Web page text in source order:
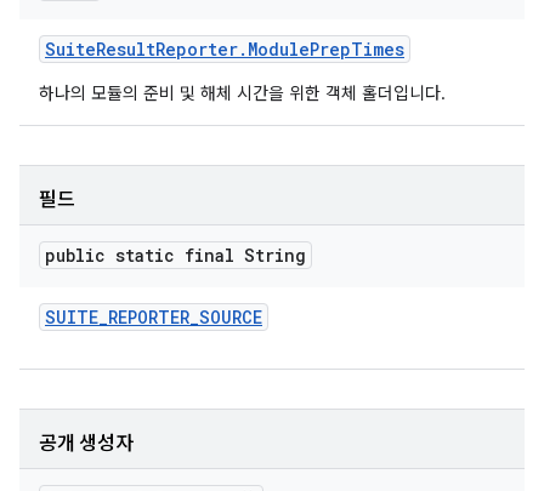
SuiteResultReporter. ModulePrepTimes
하나의 모듈의 준비 및 해체 시간을 위한 객체 홀더입니다.
필드
public static final String
SUITE_REPORTER_SOURCE
공개 생성자